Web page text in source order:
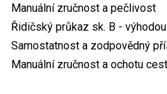
Manuální zručnost a pečlivost
Řidičský průkaz sk. B - výhodou
Samostatnost a zodpovědný
Manuální zručnost a ochotu